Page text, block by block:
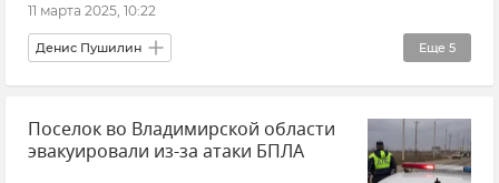
11 марта 2025, 10:22
Еще 5
Денис Пушилин
Донецкая Народная Республика (ДНР)
Новости СВО Новости
Инфраструктура
Поселок во Владимирской области
эвакуировали из-за атаки БПЛА